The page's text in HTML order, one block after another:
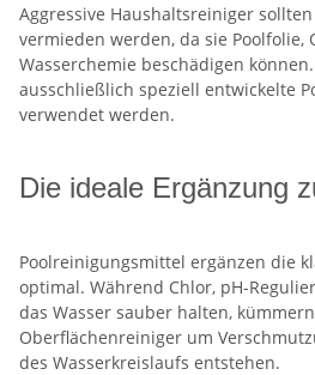
Aggressive Haushaltsreiniger
vermieden werden, da sie Poolfolie,
Wasserchemie beschädigen
ausschließlich speziell entwickelte
verwendet werden.
Die ideale Ergänzung
Poolreinigungsmittel ergänzen die
optimal. Während Chlor, pH-
das Wasser sauber halten,
Oberflächenreiniger um
des Wasserkreislaufs entstehen.